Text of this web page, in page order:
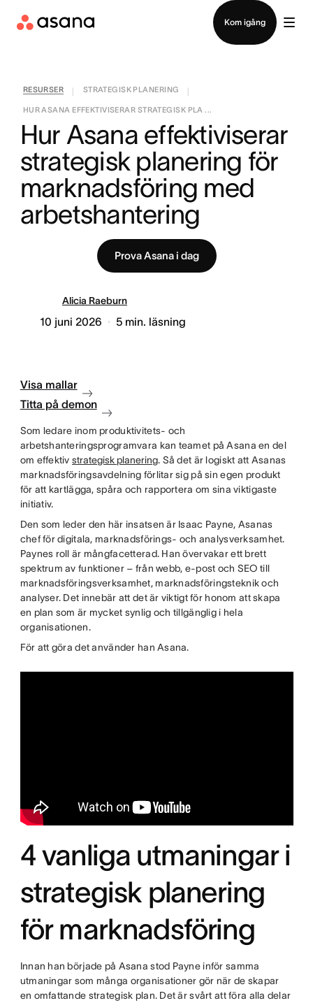
Kom igång
RESURSER STRATEGISK PLANERING
HUR ASANA EFFEKTIVISERAR STRATEGISK PLA ...
Hur Asana effektiviserar
strategisk planering för
marknadsföring med
arbetshantering
Prova Asana i dag
Alicia Raeburn
10 juni 2026 5 min. läsning
Visa mallar
Titta på demon
Som ledare inom produktivitets- och
arbetshanteringsprogramvara kan teamet på Asana en del
om effektivstrategisk planering. Så det är logiskt att Asanas
marknadsföringsavdelning förlitar sig på sin egen produkt
för att kartlägga, spåra och rapportera om sina viktigaste
initiativ.
Den som leder den här insatsen är Isaac Payne, Asanas
chef för digitala, marknadsförings- och analysverksamhet.
Paynes roll är mångfacetterad. Han övervakar ett brett
spektrum av funktioner – från webb, e-post och SEO till
marknadsföringsverksamhet, marknadsföringsteknik och
analyser. Det innebär att det är viktigt för honom att skapa
en plan som är mycket synlig och tillgänglig i hela
organisationen.
För att göra det använder han Asana.
4 vanliga utmaningar i
strategisk planering
för marknadsföring
Innan han började på Asana stod Payne inför samma
utmaningar som många organisationer gör när de skapar
en omfattande strategisk plan. Det är svårt att föra alla delar